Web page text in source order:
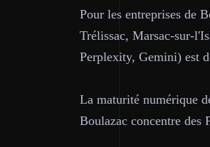
Pour les entreprises de
Trélissac, Marsac-sur-
Perplexity, Gemini) est
La maturité numérique
Boulazac concentre des